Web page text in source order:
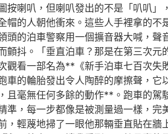
喇叭，但喇叭發出的不是「叭叭
的人朝他衝來。這些人手裡拿的
的泊車警察用一個擴音器大喊，
顫抖。「垂直泊車？那是在第三次
看一部名為**《新手泊車七百次
的輪胎發出令人陶醉的摩擦聲，
且毫無任何多餘的動作**。跑車的
準，每一步都像是被測量過一樣，完
輕蔑地掃了一眼他那輛垂直貼在